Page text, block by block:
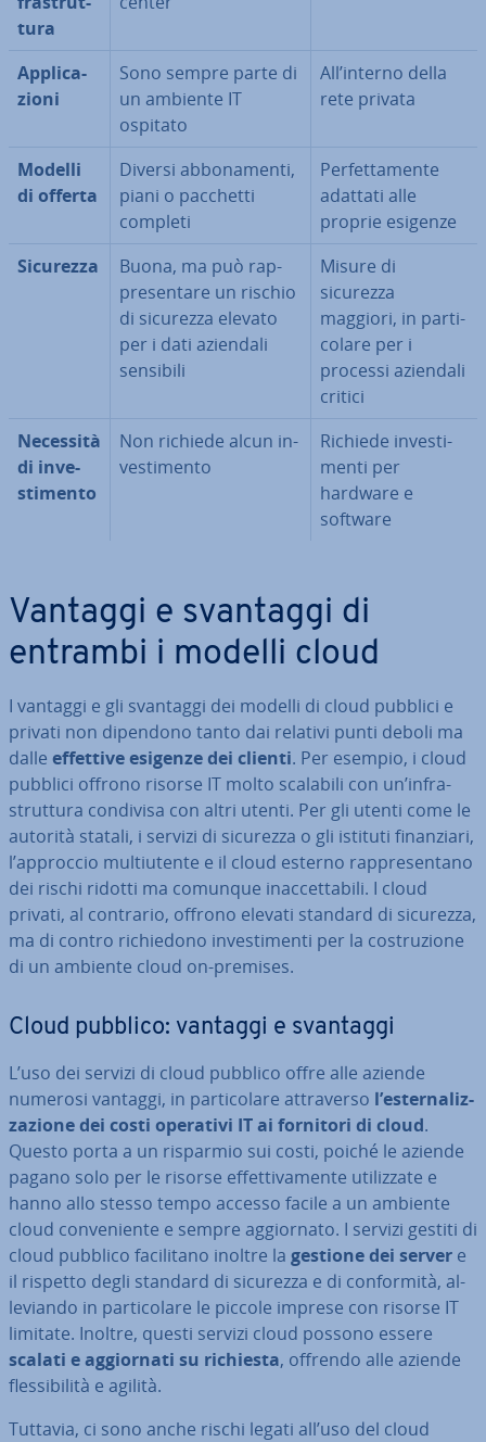
tu­ra
Ap­pli­ca­
zio­ni
Sono sempre parte di
un ambiente IT
ospitato
All’interno della
rete privata
Modelli
di offerta
Diversi ab­bo­na­men­ti,
piani o pacchetti
completi
Per­fet­ta­men­te
adattati alle
proprie esigenze
Sicurezza
Buona, ma può rap­
pre­sen­ta­re un rischio
di sicurezza elevato
per i dati aziendali
sensibili
Misure di
sicurezza
maggiori, in par­ti­
co­la­re per i
processi aziendali
critici
Necessità
di in­ve­
sti­men­to
Non richiede alcun in­
ve­sti­men­to
Richiede in­ve­sti­
men­ti per
hardware e
software
Vantaggi e svantaggi di
entrambi i modelli cloud
I vantaggi e gli svantaggi dei modelli di cloud pubblici e
privati non dipendono tanto dai relativi punti deboli ma
dalle effettive esigenze dei clienti. Per esempio, i cloud
pubblici offrono risorse IT molto scalabili con un’in­fra­
strut­tu­ra condivisa con altri utenti. Per gli utenti come le
autorità statali, i servizi di sicurezza o gli istituti fi­nan­zia­ri,
l’approccio mul­tiu­ten­te e il cloud esterno rap­pre­sen­ta­no
dei rischi ridotti ma comunque inac­cet­ta­bi­li. I cloud
privati, al contrario, offrono elevati standard di sicurezza,
ma di contro ri­chie­do­no in­ve­sti­men­ti per la co­stru­zio­ne
di un ambiente cloud on-premises.
Cloud pubblico: vantaggi e svantaggi
L’uso dei servizi di cloud pubblico offre alle aziende
numerosi vantaggi, in par­ti­co­la­re at­tra­ver­so l’ester­na­liz­
za­zio­ne dei costi operativi IT ai fornitori di cloud.
Questo porta a un risparmio sui costi, poiché le aziende
pagano solo per le risorse ef­fet­ti­va­men­te uti­liz­za­te e
hanno allo stesso tempo accesso facile a un ambiente
cloud con­ve­nien­te e sempre ag­gior­na­to. I servizi gestiti di
cloud pubblico fa­ci­li­ta­no inoltre la gestione dei server e
il rispetto degli standard di sicurezza e di con­for­mi­tà, al­
le­vian­do in par­ti­co­la­re le piccole imprese con risorse IT
limitate. Inoltre, questi servizi cloud possono essere
scalati e ag­gior­na­ti su richiesta, offrendo alle aziende
fles­si­bi­li­tà e agilità.
Tuttavia, ci sono anche rischi legati all’uso del cloud